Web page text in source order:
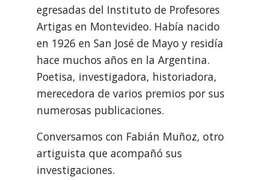
egresadas del Instituto de Profesores
Artigas en Montevideo. Había nacido
en 1926 en San José de Mayo y residía
hace muchos años en la Argentina.
Poetisa, investigadora, historiadora,
merecedora de varios premios por sus
numerosas publicaciones.
Conversamos con Fabián Muñoz, otro
artiguista que acompañó sus
investigaciones.